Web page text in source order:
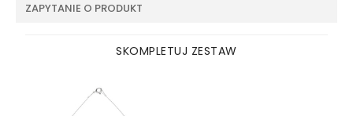
ZAPYTANIE O PRODUKT
SKOMPLETUJ ZESTAW